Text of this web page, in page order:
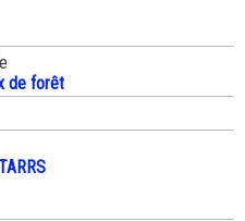
de forêt